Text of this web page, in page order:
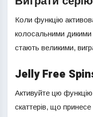
Коли функцію
колосальними
стають великими,
Jelly Free
Активуйте цю
скаттерів, що